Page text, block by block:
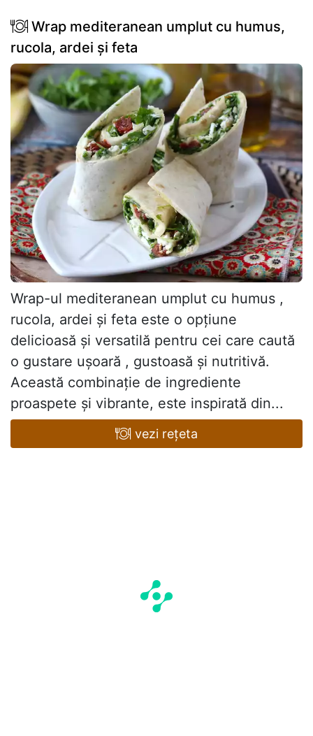
Wrap mediteranean umplut cu humus,
rucola, ardei și feta
Wrap-ul mediteranean umplut cu humus ,
rucola, ardei și feta este o opțiune
delicioasă și versatilă pentru cei care caută
o gustare ușoară , gustoasă și nutritivă.
Această combinație de ingrediente
proaspete și vibrante, este inspirată din...
vezi rețeta